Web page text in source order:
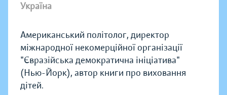
Україна
Американський політолог, директор
міжнародної некомерційної організації
"Євразійська демократична ініціатива"
(Нью-Йорк), автор книги про виховання
дітей.